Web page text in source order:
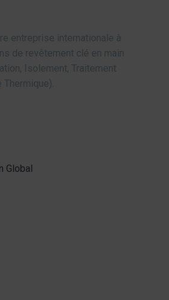
entreprise internationale à
de revêtement clé en main
Isolement, Traitement
Global